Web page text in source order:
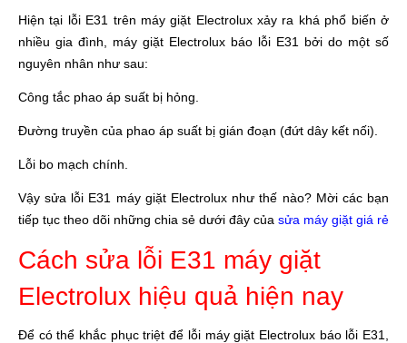
Hiện tại lỗi E31 trên máy giặt Electrolux xảy ra khá phổ biến ở
nhiều gia đình, máy giặt Electrolux báo lỗi E31 bởi do một số
nguyên nhân như sau:
Công tắc phao áp suất bị hỏng.
Đường truyền của phao áp suất bị gián đoạn (đứt dây kết nối).
Lỗi bo mạch chính.
Vậy sửa lỗi E31 máy giặt Electrolux như thế nào? Mời các bạn
tiếp tục theo dõi những chia sẻ dưới đây của sửa máy giặt giá rẻ
Cách sửa lỗi E31 máy giặt
Electrolux hiệu quả hiện nay
Để có thể khắc phục triệt để lỗi máy giặt Electrolux báo lỗi E31,